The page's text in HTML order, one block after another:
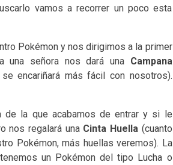
vamos a recorrer un poco esta
Pokémon y nos dirigimos a la primer
una señora nos dará una Campana
encariñará más fácil con nosotros).
la que acabamos de entrar y si le
nos regalará una Cinta Huella (cuanto
Pokémon, más huellas veremos). La
un Pokémon del tipo Lucha o